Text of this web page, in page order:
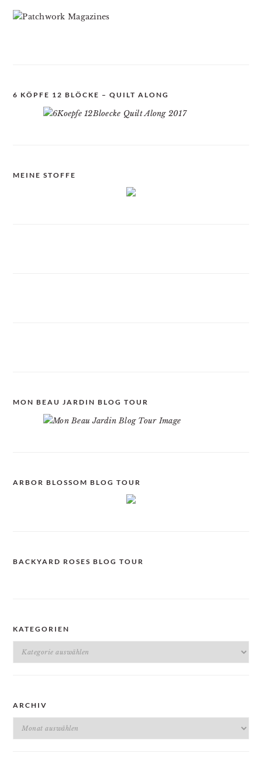
6 KÖPFE 12 BLÖCKE – QUILT ALONG
MEINE STOFFE
MON BEAU JARDIN BLOG TOUR
ARBOR BLOSSOM BLOG TOUR
BACKYARD ROSES BLOG TOUR
KATEGORIEN
Kategorien
ARCHIV
Archiv